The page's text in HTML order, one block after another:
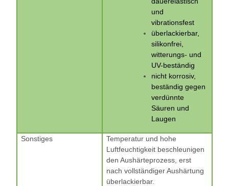
und
vibrationsfest
überlackierbar,
silikonfrei,
witterungs- und
UV-beständig
nicht korrosiv,
beständig gegen
verdünnte
Säuren und
Laugen
Sonstiges
Temperatur und hohe
Luftfeuchtigkeit beschleunigen
den Aushärteprozess, erst
nach vollständiger Aushärtung
überlackierbar.